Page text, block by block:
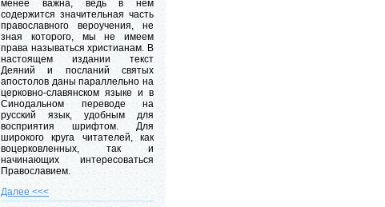
менее важна, ведь в нем
содержится значительная часть
православного вероучения, не
зная которого, мы не имеем
права называться христианам. В
настоящем издании текст
Деяний и посланий святых
апостолов даны параллельно на
церковно-славянском языке и в
Синодальном переводе на
русский язык, удобным для
восприятия шрифтом. Для
широкого круга читателей, как
воцерковленных, так и
начинающих интересоваться
Православием.
Далее <<<